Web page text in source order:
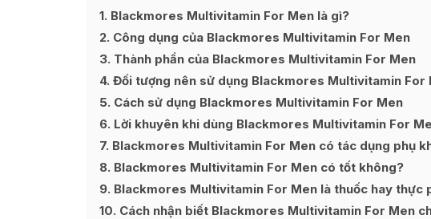
1 Blackmores Multivitamin For Men là gì?
2 Công dụng của Blackmores Multivitamin For Men
3 Thành phần của Blackmores Multivitamin For Men
4 Đối tượng nên sử dụng Blackmores Multivitamin For
5 Cách sử dụng Blackmores Multivitamin For Men
6 Lời khuyên khi dùng Blackmores Multivitamin For
7 Blackmores Multivitamin For Men có tác dụng phụ
8 Blackmores Multivitamin For Men có tốt không?
9 Blackmores Multivitamin For Men là thuốc hay thực
10 Cách nhận biết Blackmores Multivitamin For Men